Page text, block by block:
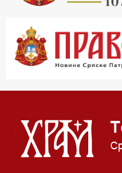
23.00 Питања и одговори
00.03 Гугл пита
01.03 Живе речи -